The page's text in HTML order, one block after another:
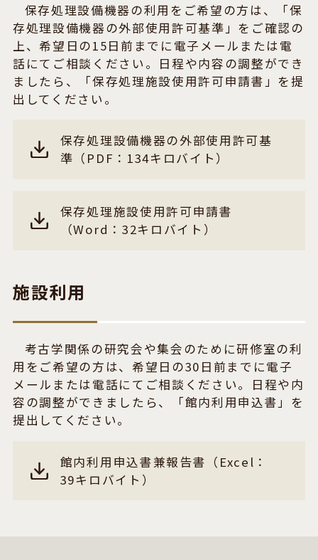
保存処理設備機器の利用をご希望の方は、「保
存処理設備機器の外部使用許可基準」をご確認の
上、希望日の15日前までに電子メールまたは電
話にてご相談ください。日程や内容の調整ができ
ましたら、「保存処理施設使用許可申請書」を提
出してください。
保存処理設備機器の外部使用許可基
準（PDF：134キロバイト）
保存処理施設使用許可申請書
（Word：32キロバイト）
施設利用
考古学関係の研究会や集会のために研修室の利
用をご希望の方は、希望日の30日前までに電子
メールまたは電話にてご相談ください。日程や内
容の調整ができましたら、「館内利用申込書」を
提出してください。
館内利用申込書兼報告書（Excel：
39キロバイト）